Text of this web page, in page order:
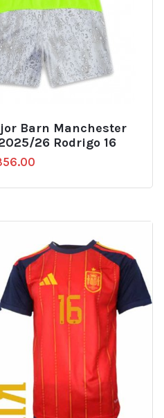
Barn Manchester
26 Rodrigo 16